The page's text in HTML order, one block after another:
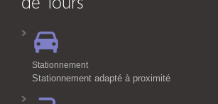
Stationnement
Stationnement adapté à proximité